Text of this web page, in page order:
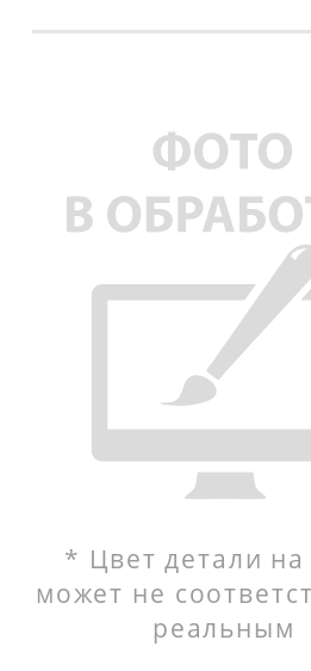
* Цвет детали
может не
реальным